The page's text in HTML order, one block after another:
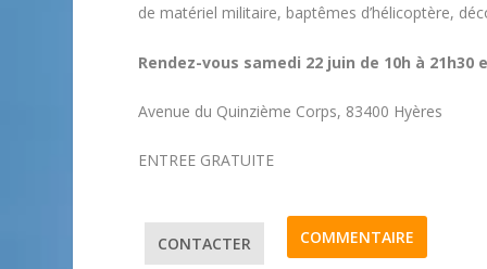
de matériel militaire, baptêmes d’hélicoptère,
Rendez-vous samedi 22 juin de 10h à 21h30
Avenue du Quinzième Corps, 83400 Hyères
ENTREE GRATUITE
CONTACTER COMMENTAIRE